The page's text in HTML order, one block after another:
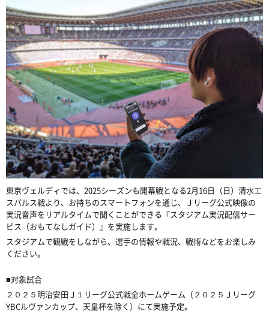
東京ヴェルディでは、2025シーズンも開幕戦となる2月16日（日）清水エ
スパルス戦より、お持ちのスマートフォンを通じ、Ｊリーグ公式映像の
実況音声をリアルタイムで聞くことができる『スタジアム実況配信サー
ビス（おもてなしガイド）』を実施します。
スタジアムで観戦をしながら、選手の情報や戦況、戦術などをお楽しみ
ください。
■対象試合
２０２５明治安田Ｊ１リーグ公式戦全ホームゲーム（２０２５Ｊリーグ
YBCルヴァンカップ、天皇杯を除く）にて実施予定。